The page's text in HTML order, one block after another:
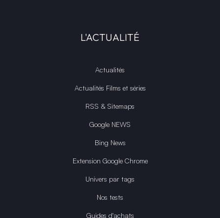
L'ACTUALITÉ
Actualités
Actualités Films et séries
RSS & Sitemaps
Google NEWS
Bing News
Extension Google Chrome
Univers par tags
Nos tests
Guides d'achats